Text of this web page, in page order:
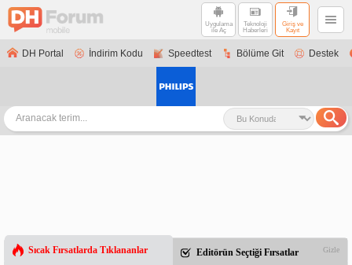
Uygulama
ile Aç
Teknoloji
Haberleri
Giriş ve
Kayıt
DH Portal İndirim Kodu Speedtest Bölüme Git Destek
Sıcak Fırsatlarda Tıklananlar Editörün Seçtiği Fırsatlar Gizle